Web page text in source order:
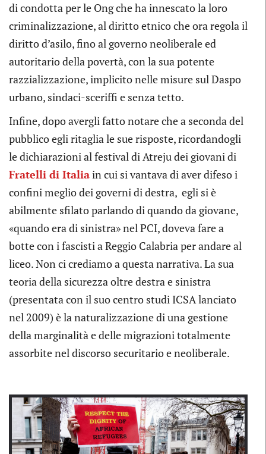
di condotta per le Ong che ha innescato la loro
criminalizzazione, al diritto etnico che ora regola il
diritto d’asilo, fino al governo neoliberale ed
autoritario della povertà, con la sua potente
razzializzazione, implicito nelle misure sul Daspo
urbano, sindaci-sceriffi e senza tetto.
Infine, dopo avergli fatto notare che a seconda del
pubblico egli ritaglia le sue risposte, ricordandogli
le dichiarazioni al festival di Atreju dei giovani di
Fratelli di Italiain cui si vantava di aver difeso i
confini meglio dei governi di destra, egli si è
abilmente sfilato parlando di quando da giovane,
«quando era di sinistra» nel PCI, doveva fare a
botte con i fascisti a Reggio Calabria per andare al
liceo. Non ci crediamo a questa narrativa. La sua
teoria della sicurezza oltre destra e sinistra
(presentata con il suo centro studi ICSA lanciato
nel 2009) è la naturalizzazione di una gestione
della marginalità e delle migrazioni totalmente
assorbite nel discorso securitario e neoliberale.